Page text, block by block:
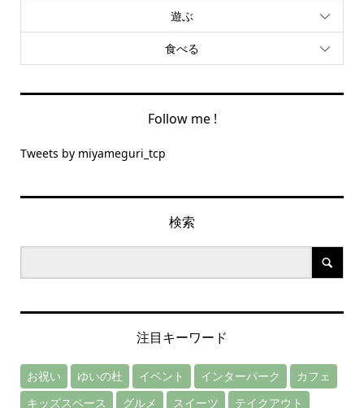
遊ぶ
食べる
Follow me !
Tweets by miyameguri_tcp
検索
注目キーワード
お祝い ゆいの杜 イベント インターパーク
カフェ
キッズスペース
グルメ スイーツ
テイクアウト